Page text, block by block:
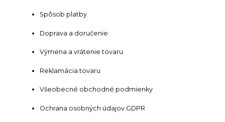
Spôsob platby
Doprava a doručenie
Výmena a vrátenie tovaru
Reklamácia tovaru
Všeobecné obchodné podmienky
Ochrana osobných údajov GDPR